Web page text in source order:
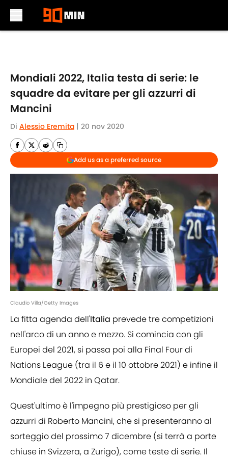
Mondiali 2022, Italia testa di serie: le
squadre da evitare per gli azzurri di
Mancini
Di Alessio Eremita | 20 nov 2020
Add us as a preferred source
Claudio Villa/Getty Images
La fitta agenda dell'Italia prevede tre competizioni
nell'arco di un anno e mezzo. Si comincia con gli
Europei del 2021, si passa poi alla Final Four di
Nations League (tra il 6 e il 10 ottobre 2021) e infine il
Mondiale del 2022 in Qatar.
Quest'ultimo è l'impegno più prestigioso per gli
azzurri di Roberto Mancini, che si presenteranno al
sorteggio del prossimo 7 dicembre (si terrà a porte
chiuse in Svizzera, a Zurigo), come teste di serie. Il